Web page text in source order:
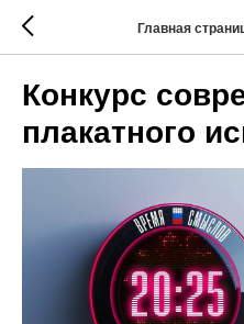
Главная
Конкурс
плакатного